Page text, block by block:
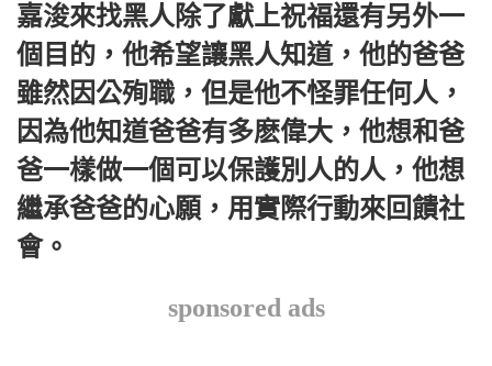
嘉浚來找黑人除了獻上祝福還有另外一
個目的，他希望讓黑人知道，他的爸爸
雖然因公殉職，但是他不怪罪任何人，
因為他知道爸爸有多麽偉大，他想和爸
爸一樣做一個可以保護別人的人，他想
繼承爸爸的心願，用實際行動來回饋社
會。
sponsored ads